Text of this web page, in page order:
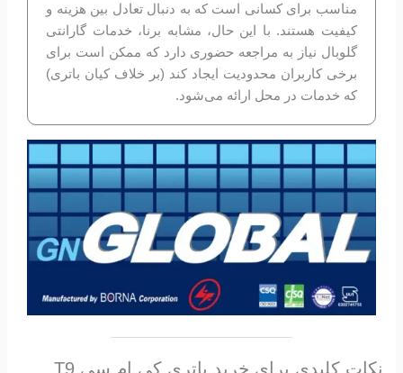
مناسب برای کسانی است که به دنبال تعادل بین هزینه و
کیفیت هستند. با این حال، مشابه برنا، خدمات گارانتی
گلوبال نیاز به مراجعه حضوری دارد که ممکن است برای
برخی کاربران محدودیت ایجاد کند (بر خلاف کیان باتری)
که خدمات در محل ارائه می‌شود.
نکات کلیدی برای خرید باتری کی ام سی T9